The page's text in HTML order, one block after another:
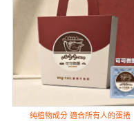
純植物成分 適合所有人的蛋捲